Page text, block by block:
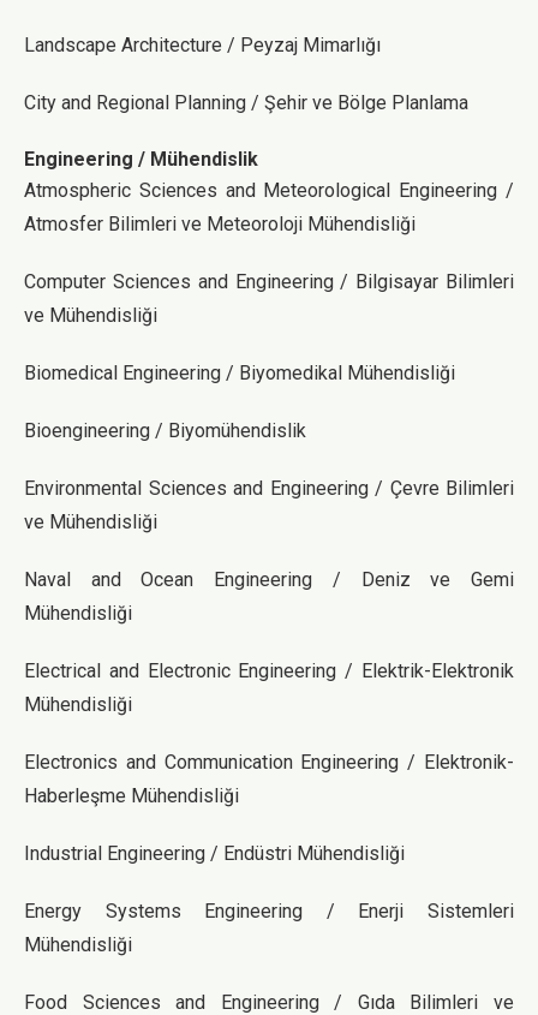
Landscape Architecture / Peyzaj Mimarlığı
City and Regional Planning / Şehir ve Bölge Planlama
Engineering / Mühendislik
Atmospheric Sciences and Meteorological Engineering /
Atmosfer Bilimleri ve Meteoroloji Mühendisliği
Computer Sciences and Engineering / Bilgisayar Bilimleri
ve Mühendisliği
Biomedical Engineering / Biyomedikal Mühendisliği
Bioengineering / Biyomühendislik
Environmental Sciences and Engineering / Çevre Bilimleri
ve Mühendisliği
Naval and Ocean Engineering / Deniz ve Gemi
Mühendisliği
Electrical and Electronic Engineering / Elektrik-Elektronik
Mühendisliği
Electronics and Communication Engineering / Elektronik-
Haberleşme Mühendisliği
Industrial Engineering / Endüstri Mühendisliği
Energy Systems Engineering / Enerji Sistemleri
Mühendisliği
Food Sciences and Engineering / Gıda Bilimleri ve